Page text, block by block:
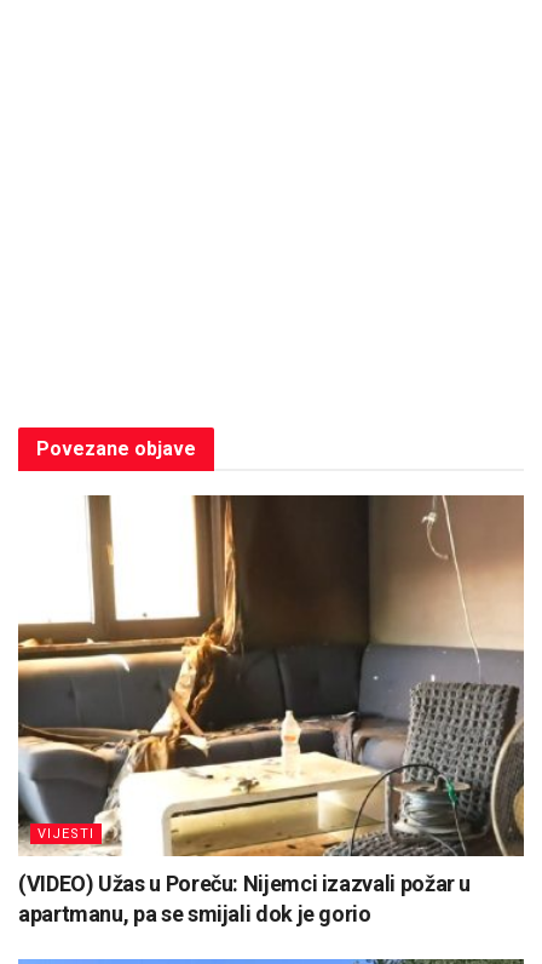
Povezane objave
VIJESTI
(VIDEO) Užas u Poreču: Nijemci izazvali požar u
apartmanu, pa se smijali dok je gorio